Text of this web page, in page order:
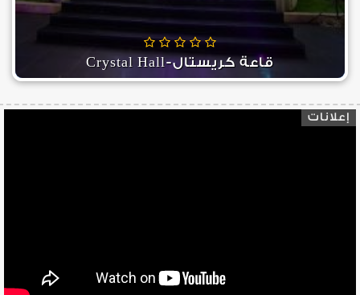
قاعة كريستال-Crystal Hall
إعلانات